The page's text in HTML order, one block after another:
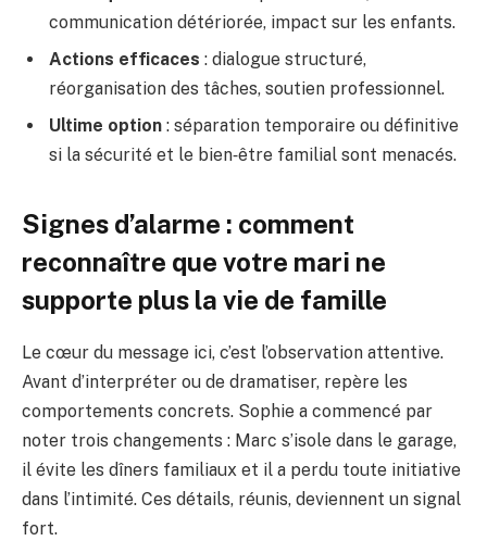
communication détériorée, impact sur les enfants.
Actions efficaces : dialogue structuré,
réorganisation des tâches, soutien professionnel.
Ultime option : séparation temporaire ou définitive
si la sécurité et le bien‑être familial sont menacés.
Signes d’alarme : comment
reconnaître que votre mari ne
supporte plus la vie de famille
Le cœur du message ici, c’est l’observation attentive.
Avant d’interpréter ou de dramatiser, repère les
comportements concrets. Sophie a commencé par
noter trois changements : Marc s’isole dans le garage,
il évite les dîners familiaux et il a perdu toute initiative
dans l’intimité. Ces détails, réunis, deviennent un signal
fort.